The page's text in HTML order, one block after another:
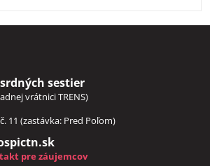
sestier
vrátnici TRENS)
11 (zastávka: Pred Poľom)
pre záujemcov